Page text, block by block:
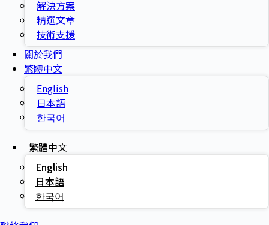
解決方案
精選文章
技術支援
關於我們
繁體中文
English
日本語
한국어
繁體中文
English
日本語
한국어